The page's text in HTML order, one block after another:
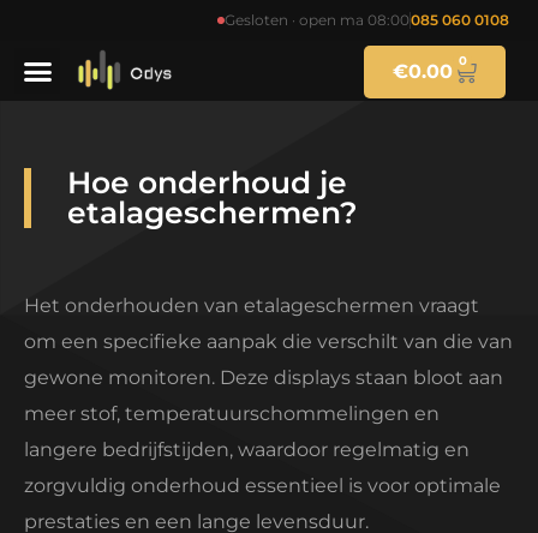
Gesloten · open ma 08:00085 060 0108
€0.00 0
Hoe onderhoud je
etalageschermen?
Het onderhouden van etalageschermen vraagt
om een specifieke aanpak die verschilt van die van
gewone monitoren. Deze displays staan bloot aan
meer stof, temperatuurschommelingen en
langere bedrijfstijden, waardoor regelmatig en
zorgvuldig onderhoud essentieel is voor optimale
prestaties en een lange levensduur.